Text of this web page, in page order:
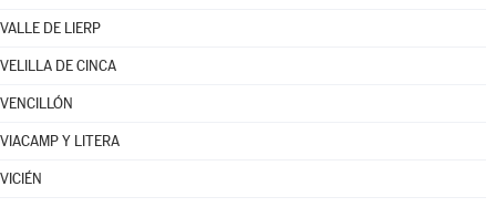
VALLE DE LIERP
VELILLA DE CINCA
VENCILLÓN
VIACAMP Y LITERA
VICIÉN